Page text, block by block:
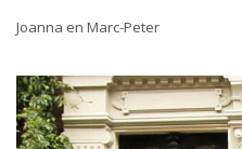
Joanna en Marc-Peter